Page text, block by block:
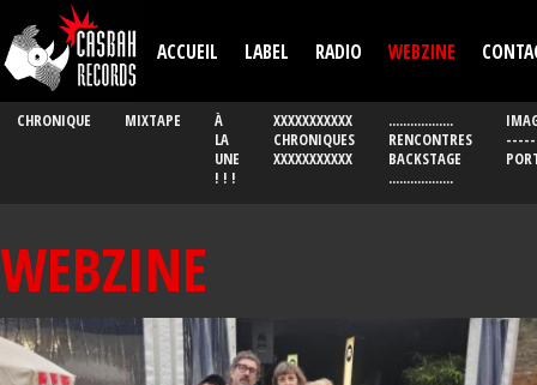
Aller au contenu principal
ACCUEIL LABEL RADIO WEBZINE
CHRONIQUE MIXTAPE
À
LA
UNE
! ! !
XXXXXXXXXXX
CHRONIQUES
XXXXXXXXXXX
..................
RENCONTRES
BACKSTAGE
..................
WEBZINE